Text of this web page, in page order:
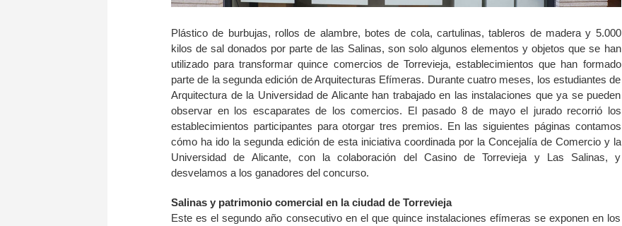
Plástico de burbujas, rollos de alambre, botes de cola, cartulinas, tableros de madera y 5.000
kilos de sal donados por parte de las Salinas, son solo algunos elementos y objetos que se han
utilizado para transformar quince comercios de Torrevieja, establecimientos que han formado
parte de la segunda edición de Arquitecturas Efímeras. Durante cuatro meses, los estudiantes de
Arquitectura de la Universidad de Alicante han trabajado en las instalaciones que ya se pueden
observar en los escaparates de los comercios. El pasado 8 de mayo el jurado recorrió los
establecimientos participantes para otorgar tres premios. En las siguientes páginas contamos
cómo ha ido la segunda edición de esta iniciativa coordinada por la Concejalía de Comercio y la
Universidad de Alicante, con la colaboración del Casino de Torrevieja y Las Salinas, y
desvelamos a los ganadores del concurso.
Salinas y patrimonio comercial en la ciudad de Torrevieja
Este es el segundo año consecutivo en el que quince instalaciones efímeras se exponen en los